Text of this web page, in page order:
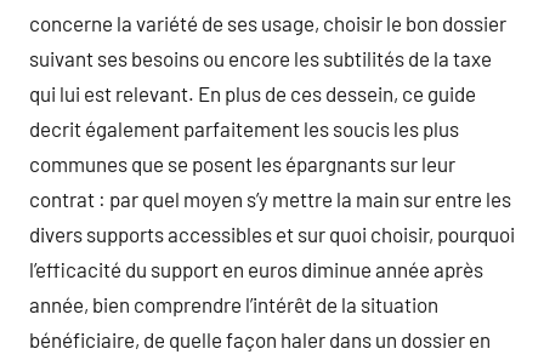
concerne la variété de ses usage, choisir le bon dossier
suivant ses besoins ou encore les subtilités de la taxe
qui lui est relevant. En plus de ces dessein, ce guide
decrit également parfaitement les soucis les plus
communes que se posent les épargnants sur leur
contrat : par quel moyen s’y mettre la main sur entre les
divers supports accessibles et sur quoi choisir, pourquoi
l’efficacité du support en euros diminue année après
année, bien comprendre l’intérêt de la situation
bénéficiaire, de quelle façon haler dans un dossier en